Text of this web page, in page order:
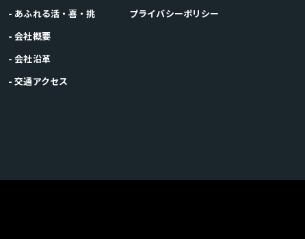
- あふれる活・喜・挑
- 会社概要
- 会社沿革
- 交通アクセス
プライバシーポリシー